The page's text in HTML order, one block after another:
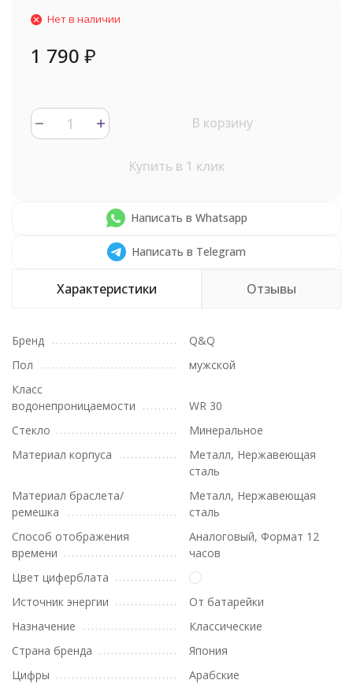
Нет в наличии
1 790 ₽
В корзину
Купить в 1 клик
Написать в Whatsapp
Написать в Telegram
Характеристики Отзывы
Бренд
Q&Q
Пол
мужской
Класс
водонепроницаемости
WR 30
Стекло
Минеральное
Материал корпуса
Металл, Нержавеющая
сталь
Материал браслета/
ремешка
Металл, Нержавеющая
сталь
Способ отображения
времени
Аналоговый, Формат 12
часов
Цвет циферблата
Источник энергии
От батарейки
Назначение
Классические
Страна бренда
Япония
Цифры
Арабские